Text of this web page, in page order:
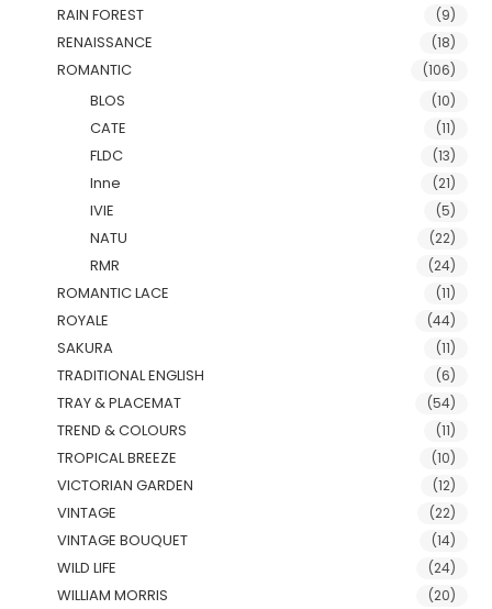
RAIN FOREST (9)
RENAISSANCE (18)
ROMANTIC (106)
BLOS (10)
CATE (11)
FLDC (13)
Inne (21)
IVIE (5)
NATU (22)
RMR (24)
ROMANTIC LACE (11)
ROYALE (44)
SAKURA (11)
TRADITIONAL ENGLISH (6)
TRAY & PLACEMAT (54)
TREND & COLOURS (11)
TROPICAL BREEZE (10)
VICTORIAN GARDEN (12)
VINTAGE (22)
VINTAGE BOUQUET (14)
WILD LIFE (24)
WILLIAM MORRIS (20)